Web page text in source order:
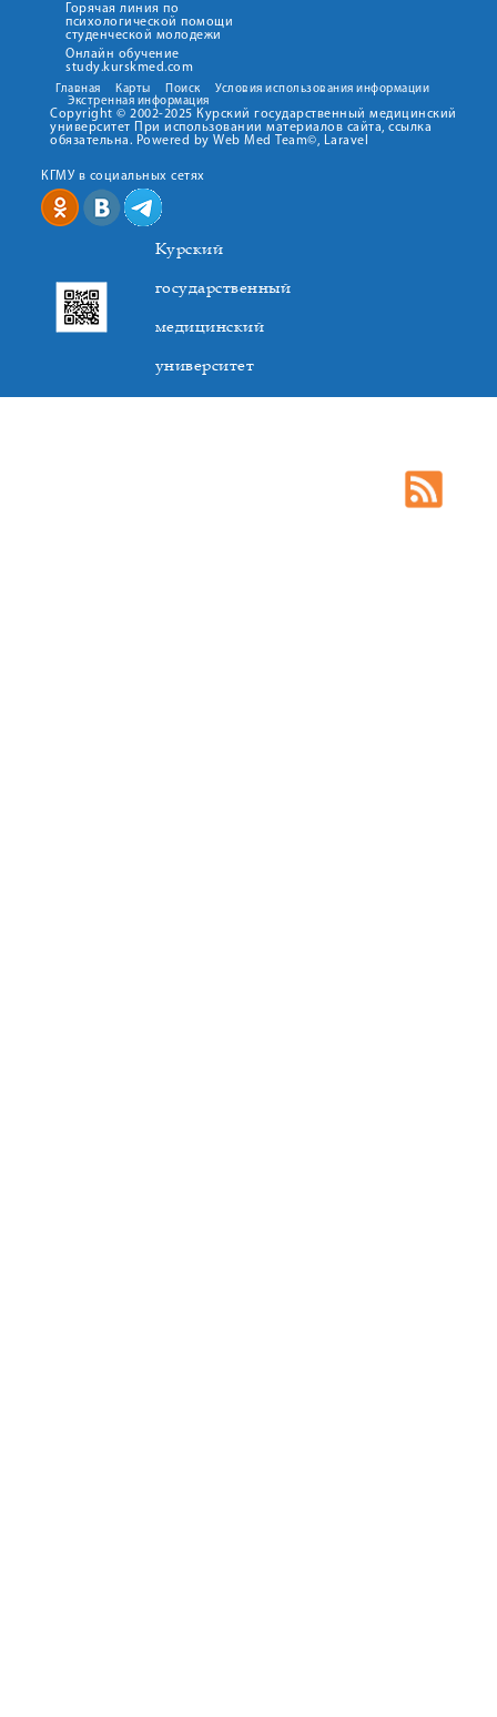
Горячая линия по
психологической помощи
студенческой молодежи
Онлайн обучение
study.kurskmed.com
Главная Карты Поиск
Условия использования информации
Экстренная информация
Copyright © 2002-2025 Курский государственный медицинский
университет При использовании материалов сайта, ссылка
обязательна. Powered by Web Med Team©, Laravel
КГМУ в социальных сетях
Курский
государственный
медицинский
университет